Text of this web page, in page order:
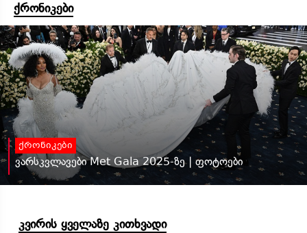
ქრონიკები
ქრონიკები
ვარსკვლავები Met Gala 2025-ზე | ფოტოები
კვირის ყველაზე კითხვადი